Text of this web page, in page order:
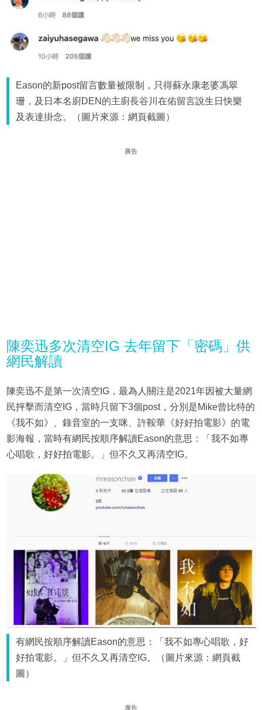
Eason的新post留言數量被限制，只得蘇永康老婆馮翠
珊，及日本名廚DEN的主廚長谷川在佑留言說生日快樂
及表達掛念。（圖片來源：網頁截圖）
廣告
陳奕迅多次清空IG 去年留下「密碼」供
網民解讀
陳奕迅不是第一次清空IG，最為人關注是2021年因被大量網
民抨擊而清空IG，當時只留下3個post，分別是Mike曾比特的
《我不如》、錄音室的一支咪、許鞍華《好好拍電影》的電
影海報，當時有網民按順序解讀Eason的意思：「我不如專
心唱歌，好好拍電影。」但不久又再清空IG。
有網民按順序解讀Eason的意思：「我不如專心唱歌，好
好拍電影。」但不久又再清空IG。（圖片來源：網頁截
圖）
廣告